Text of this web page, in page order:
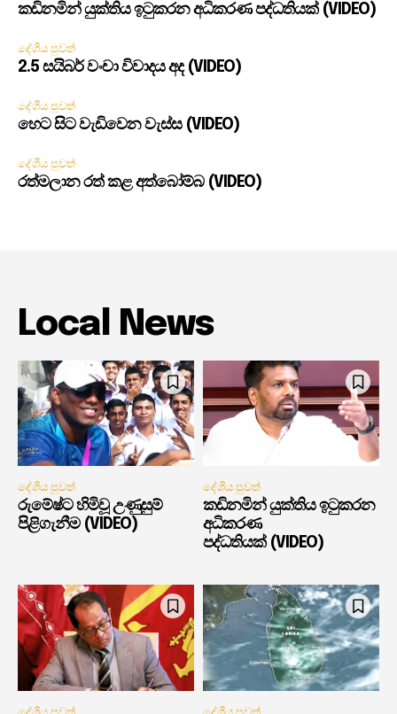
කඩිනමින් යුක්තිය ඉටුකරන අධිකරණ පද්ධතියක් (VIDEO)
දේශීය පුවත්
2.5 සයිබර් වංචා විවාදය අද (VIDEO)
දේශීය පුවත්
හෙට සිට වැඩිවෙන වැස්ස (VIDEO)
දේශීය පුවත්
රත්මලාන රත් කළ අත්බෝම්බ (VIDEO)
Local News
දේශීය පුවත්
රුමේෂ්ට හිමිවූ උණුසුම්
පිළිගැනීම (VIDEO)
දේශීය පුවත්
කඩිනමින් යුක්තිය ඉටුකරන
අධිකරණ
පද්ධතියක් (VIDEO)